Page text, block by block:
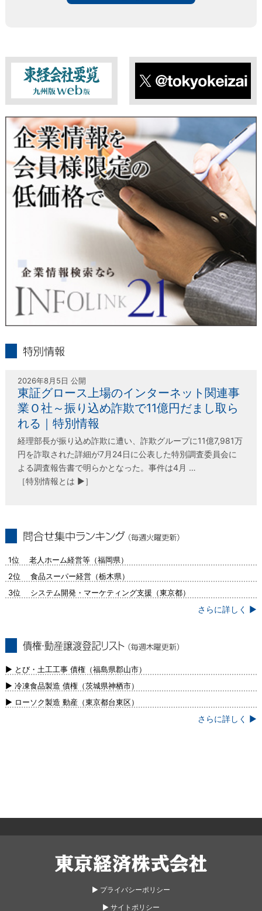
■個人情報の第三者提供について
■ 個人情報提供の任意性及び留意点
個人情報のご提供は任意ですが、必要な個人情報をご提供いた
だけなかった場合は、上記利用目的を達成できない場合があり
ますのでご了承ください。
当社は、本人が自己の個人情報について、通知・開示・訂正・
追加・削除・利用停止・提供停止の希望がございましたら、本
人または代理人の請求応じて、個人データの通知・開示・訂
正・追加・削除・利用停止・提供停止の請求に応じます。
受付方法は、本人確認資料（運転免許証、パスポート何れかの
コピー）、「個人情報取扱申請書」「委任状」（代理人による
申請の場合のみ必要となります）を当社宛にお送り下さい。
＜個人情報保護に関するお問合せ・相談窓口＞
〒802-0004 北九州市小倉北区鍛冶町2丁目5-11（第一東経ビ
フリーダイヤル 0120-55-9986
受付時間 平日9：00～17：00
東経会社要覧web版 X
2026年8月5日 公開
東証グロース上場のインターネット関連事
業Ｏ社～振り込め詐欺で11億円だまし取ら
れる｜特別情報
経理部長が振り込め詐欺に遭い、詐欺グループに11億7,981万
円を詐取された詳細が7月24日に公表した特別調査委員会に
よる調査報告書で明らかとなった。事件は4月 …
［特別情報とは ▶］
1位 老人ホーム経営等（福岡県）
2位 食品スーパー経営（栃木県）
3位 システム開発・マーケティング支援（東京都）
さらに詳しく ▶
新）
▶ とび・土工工事 債権（福島県郡山市）
▶ 冷凍食品製造 債権（茨城県神栖市）
▶ ローソク製造 動産（東京都台東区）
さらに詳しく ▶
▶︎ プライバシーポリシー
▶︎ サイトポリシー